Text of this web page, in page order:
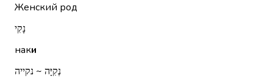
Женский род
נָקִי
наки
נְקִיָּה ~ נקייה